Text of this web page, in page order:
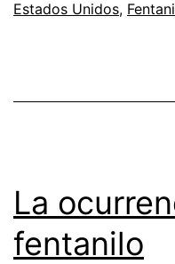
Estados Unidos,
La
fentanilo